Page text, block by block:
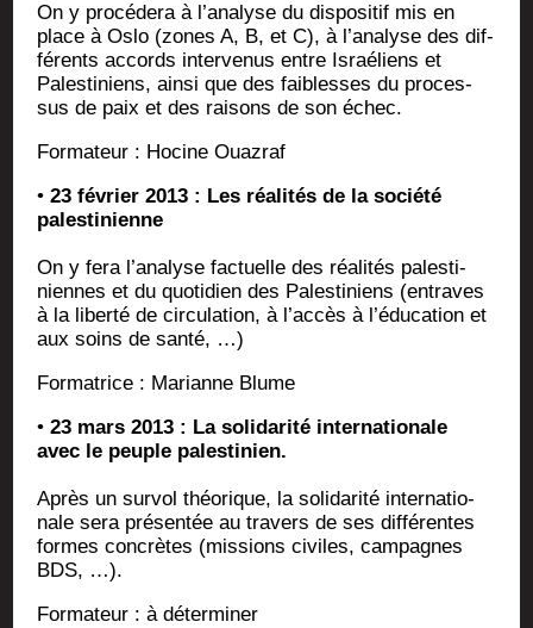
On y pro­cé­de­ra à l’analyse du dis­po­si­tif mis en
place à Oslo (zones A, B, et C), à l’analyse des dif­
fé­rents accords inter­ve­nus entre Israé­liens et
Pales­ti­niens, ain­si que des fai­blesses du pro­ces­
sus de paix et des rai­sons de son échec.
For­ma­teur : Hocine Ouazraf
•23 février 2013 : Les réa­li­tés de la socié­té
palestinienne
On y fera l’analyse fac­tuelle des réa­li­tés pales­ti­
niennes et du quo­ti­dien des Pales­ti­niens (entraves
à la liber­té de cir­cu­la­tion, à l’accès à l’éducation et
aux soins de santé, …)
For­ma­trice : Marianne Blume
•23 mars 2013 : La soli­da­ri­té inter­na­tio­nale
avec le peuple palestinien.
Après un sur­vol théo­rique, la soli­da­ri­té inter­na­tio­
nale sera pré­sen­tée au tra­vers de ses dif­fé­rentes
formes concrètes (mis­sions civiles, cam­pagnes
BDS, …).
For­ma­teur : à déterminer